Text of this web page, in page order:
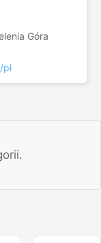
Góra
pl